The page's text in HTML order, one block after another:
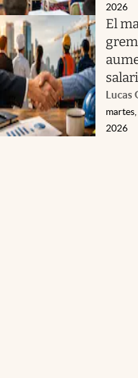
2026
El
Lucas
2026